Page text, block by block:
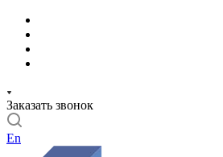
Заказать звонок
En